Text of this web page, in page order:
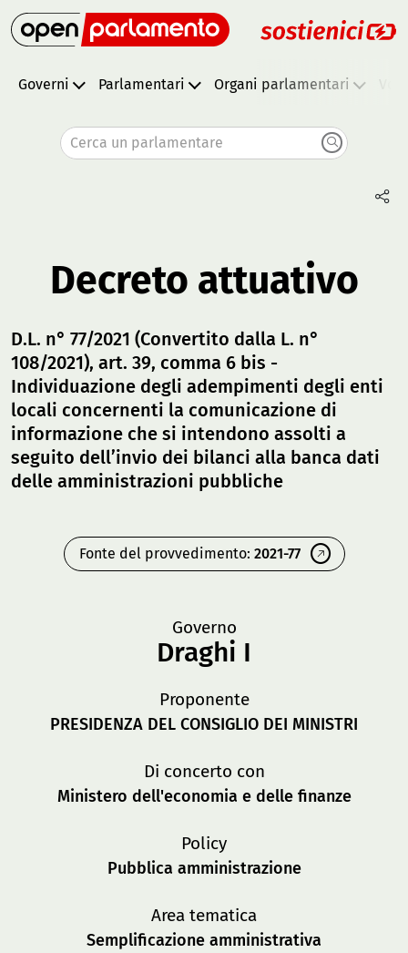
Governi Parlamentari Organi parlamentari
Cerca un parlamentare
Decreto attuativo
D.L. n° 77/2021 (Convertito dalla L. n°
108/2021), art. 39, comma 6 bis -
Individuazione degli adempimenti degli enti
locali concernenti la comunicazione di
informazione che si intendono assolti a
seguito dell’invio dei bilanci alla banca dati
delle amministrazioni pubbliche
Fonte del provvedimento: 2021-77
Governo
Draghi I
Proponente
PRESIDENZA DEL CONSIGLIO DEI MINISTRI
Di concerto con
Ministero dell'economia e delle finanze
Policy
Pubblica amministrazione
Area tematica
Semplificazione amministrativa